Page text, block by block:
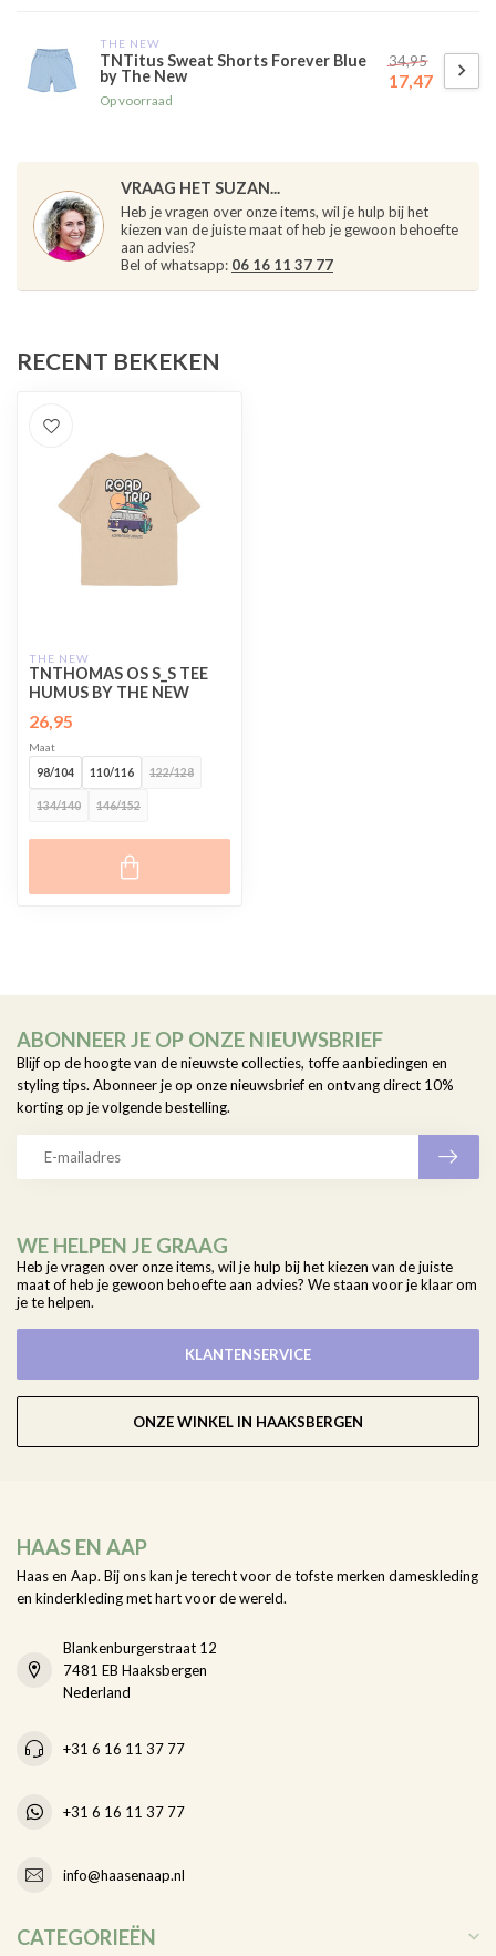
THE NEW
TNTitus Sweat Shorts Forever Blue
by The New
Op voorraad
34,95
17,47
VRAAG HET SUZAN...
Heb je vragen over onze items, wil je hulp bij het
kiezen van de juiste maat of heb je gewoon behoefte
aan advies?
Bel of whatsapp: 06 16 11 37 77
RECENT BEKEKEN
THE NEW
TNTHOMAS OS S_S TEE
HUMUS BY THE NEW
26,95
Maat
98/104
110/116 122/128
134/140 146/152
WE HELPEN JE GRAAG
Heb je vragen over onze items, wil je hulp bij het kiezen van de juiste
maat of heb je gewoon behoefte aan advies? We staan voor je klaar om
je te helpen.
KLANTENSERVICE
ONZE WINKEL IN HAAKSBERGEN
ABONNEER JE OP ONZE NIEUWSBRIEF
Blijf op de hoogte van de nieuwste collecties, toffe aanbiedingen en
styling tips. Abonneer je op onze nieuwsbrief en ontvang direct 10%
korting op je volgende bestelling.
HAAS EN AAP
Haas en Aap. Bij ons kan je terecht voor de tofste merken dameskleding
en kinderkleding met hart voor de wereld.
Blankenburgerstraat 12
7481 EB Haaksbergen
Nederland
+31 6 16 11 37 77
+31 6 16 11 37 77
info@haasenaap.nl
CATEGORIEËN